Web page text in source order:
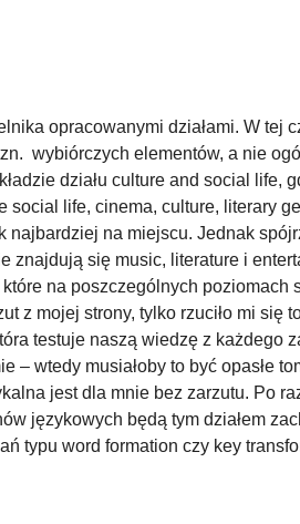
opracowanymi działami. W tej
wybiórczych elementów, a nie
działu culture and social life,
social life, cinema, culture, literary
na miejscu. Jednak
znajdują się music, literature i
na poszczególnych poziomach
z mojej strony, tylko rzuciło mi się
testuje naszą wiedzę z każdego
– wtedy musiałoby to być opasłe
jest dla mnie bez zarzutu. Po
językowych będą tym działem
typu word formation czy key